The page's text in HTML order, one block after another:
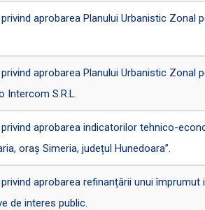
privind aprobarea Planului Urbanistic
aprobarea Planului Urbanistic
Intercom S.R.L.
privind aprobarea indicatorilor tehnico-
oraș Simeria, județul Hunedoara”.
privind aprobarea refinanțării unui
de interes public.